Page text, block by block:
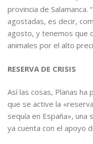
provincia de Salamanca.
agostadas, es decir,
agosto, y tenemos que
animales por el alto
RESERVA DE CRISIS
Así las cosas, Planas ha
que se active la
sequía en España», una
ya cuenta con el apoyo